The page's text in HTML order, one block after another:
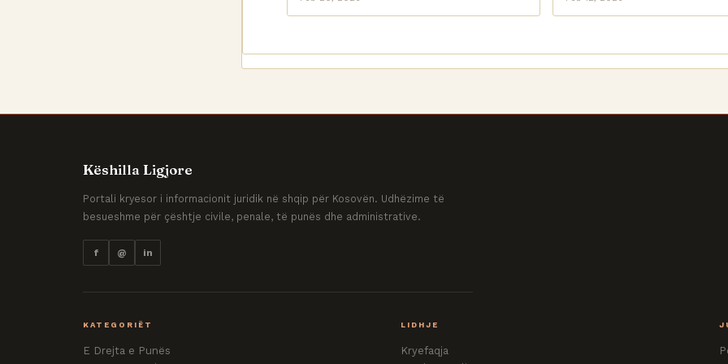
Këshilla Ligjore
Portali kryesor i informacionit juridik në shqip për Kosovën. Udhëzime të
besueshme për çështje civile, penale, të punës dhe administrative.
f @ in
KATEGORIËT
E Drejta e Punës
LIDHJE
Kryefaqja